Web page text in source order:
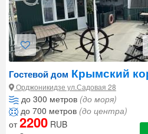
Гостевой дом Крымский
Орджоникидзе ул.Садовая 28
до 300 метров (до моря)
до 700 метров (до центра)
от2200 RUB